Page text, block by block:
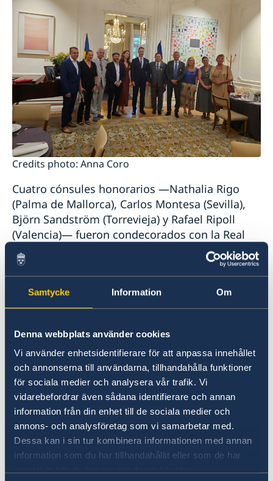
Samtycke Information Om
Denna webbplats använder cookies
Vi använder enhetsidentifierare för att anpassa innehållet
och annonserna till användarna, tillhandahålla funktioner
för sociala medier och analysera vår trafik. Vi
vidarebefordrar även sådana identifierare och annan
information från din enhet till de sociala medier och
annons- och analysföretag som vi samarbetar med.
Dessa kan i sin tur kombinera informationen med annan
information som du har tillhandahållit eller som de har
Credits photo: Anna Coro
Cuatro cónsules honorarios —Nathalia Rigo
(Palma de Mallorca), Carlos Montesa (Sevilla),
Björn Sandström (Torrevieja) y Rafael Ripoll
(Valencia)— fueron condecorados con la Real
Orden de la Estrella Polar por su prolongado y
meritorio compromiso con Suecia en España.
En particular, Nathalia Rigo recibió el grado de
Comendadora, la distinción más alta otorgada
durante la ceremonia, en reconocimiento a su
Asimismo, dos cancilleres, Caroline Lamenoise
(Torrevieja) y Maria Font (Palma de Mallorca),
recibieron la Medalla al Mérito del Servicio
Exterior, en reconocimiento a su labor ejemplar
y de largo recorrido en apoyo a los ciudadanos
suecos en España.
En su discurso, el embajador Hjelmborn